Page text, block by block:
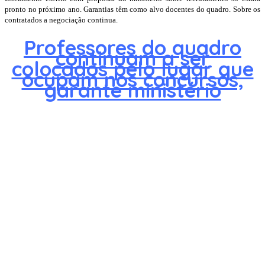
pronto no próximo ano. Garantias têm como alvo docentes do quadro. Sobre os
contratados a negociação continua.
Professores do quadro
continuam a ser
colocados pelo lugar que
ocupam nos concursos,
garante ministério